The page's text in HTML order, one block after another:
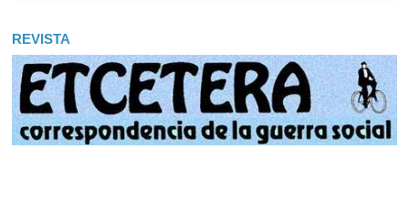
REVISTA